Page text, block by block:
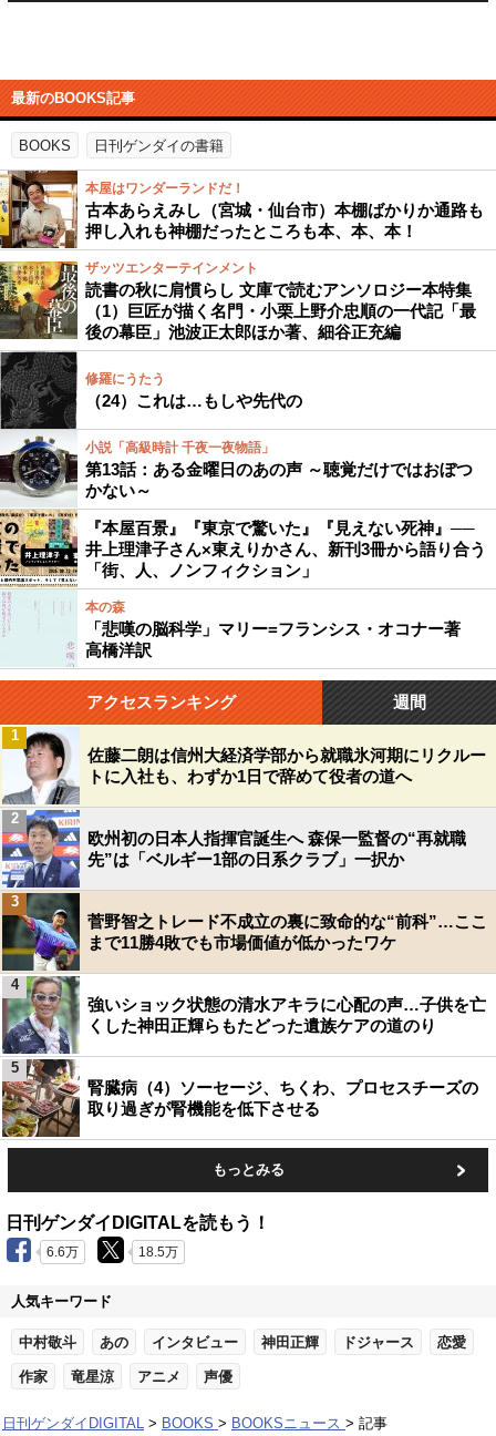
最新のBOOKS記事
BOOKS 日刊ゲンダイの書籍
本屋はワンダーランドだ！
古本あらえみし（宮城・仙台市）本棚ばかりか通路も
押し入れも神棚だったところも本、本、本！
ザッツエンターテインメント
読書の秋に肩慣らし 文庫で読むアンソロジー本特集
（1）巨匠が描く名門・小栗上野介忠順の一代記「最
後の幕臣」池波正太郎ほか著、細谷正充編
修羅にうたう
（24）これは…もしや先代の
小説「高級時計 千夜一夜物語」
第13話：ある金曜日のあの声 ～聴覚だけではおぼつ
かない～
『本屋百景』『東京で驚いた』『見えない死神』──
井上理津子さん×東えりかさん、新刊3冊から語り合う
「街、人、ノンフィクション」
本の森
「悲嘆の脳科学」マリー=フランシス・オコナー著
高橋洋訳
アクセスランキング 週間
佐藤二朗は信州大経済学部から就職氷河期にリクルー
トに入社も、わずか1日で辞めて役者の道へ
1
欧州初の日本人指揮官誕生へ 森保一監督の“再就職
先”は「ベルギー1部の日系クラブ」一択か
2
菅野智之トレード不成立の裏に致命的な“前科”…ここ
まで11勝4敗でも市場価値が低かったワケ
3
強いショック状態の清水アキラに心配の声…子供を亡
くした神田正輝らもたどった遺族ケアの道のり
4
腎臓病（4）ソーセージ、ちくわ、プロセスチーズの
取り過ぎが腎機能を低下させる
5
もっとみる
日刊ゲンダイDIGITALを読もう！
6.6万 18.5万
人気キーワード
中村敬斗 あの インタビュー 神田正輝 ドジャース 恋愛
作家 竜星涼 アニメ 声優
日刊ゲンダイDIGITAL BOOKS BOOKSニュース 記事